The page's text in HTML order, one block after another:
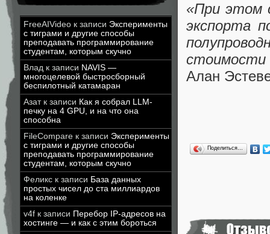
FreeAIVideo к записи Эксперименты
с тиграми и другие способы
преподавать программирование
студентам, которым скучно
Влад к записи NAVIS —
многоцелевой быстросборный
беспилотный катамаран
Азатк записи Как я собрал LLM-
печку на 4 GPU, и на что она
способна
FileCompare к записи Эксперименты
с тиграми и другие способы
преподавать программирование
студентам, которым скучно
Феликс к записи База данных
простых чисел до ста миллиардов
на коленке
v4f к записи Перебор IP-адресов на
хостинге — и как с этим бороться
«При этом
экспорта
стоимости
Алан
Поделиться…